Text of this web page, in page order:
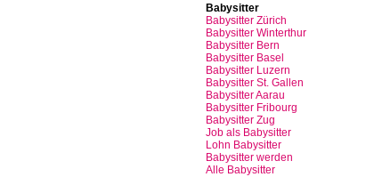
Babysitter
Babysitter Zürich
Babysitter Winterthur
Babysitter Bern
Babysitter Basel
Babysitter Luzern
Babysitter St. Gallen
BabysitterAarau
Babysitter Fribourg
Babysitter Zug
Job alsBabysitter
Lohn Babysitter
Babysitter werden
Alle Babysitter